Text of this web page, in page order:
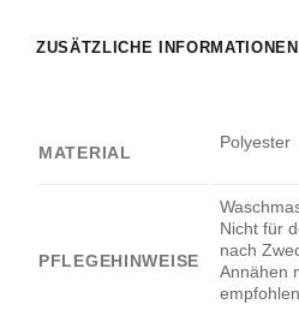
ZUSÄTZLICHE INFORMATIONEN
MATERIAL
Polyester
PFLEGEHINWEISE
Nicht für
nach
Annähen
empfohlen.